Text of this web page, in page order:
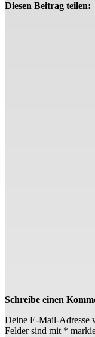
Diesen Beitrag teilen:
Schreibe einen
Deine E-Mail-Adresse
Felder sind mit *